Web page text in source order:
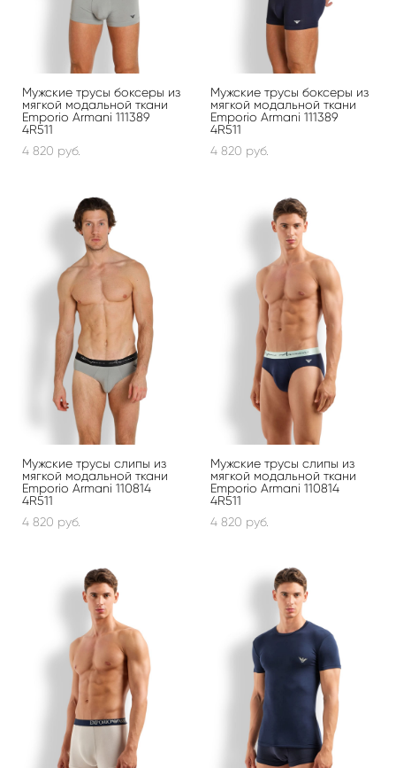
Мужские трусы боксеры из
мягкой модальной ткани
Emporio Armani 111389
4R511
4 820 pуб.
Мужские трусы боксеры из
мягкой модальной ткани
Emporio Armani 111389
4R511
4 820 pуб.
Мужские трусы слипы из
мягкой модальной ткани
Emporio Armani 110814
4R511
4 820 pуб.
Мужские трусы слипы из
мягкой модальной ткани
Emporio Armani 110814
4R511
4 820 pуб.